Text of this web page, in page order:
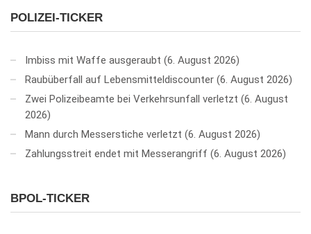
POLIZEI-TICKER
Imbiss mit Waffe ausgeraubt 6. August 2026
Raubüberfall auf Lebensmitteldiscounter 6. August 2026
Zwei Polizeibeamte bei Verkehrsunfall verletzt 6. August
2026
Mann durch Messerstiche verletzt 6. August 2026
Zahlungsstreit endet mit Messerangriff 6. August 2026
BPOL-TICKER